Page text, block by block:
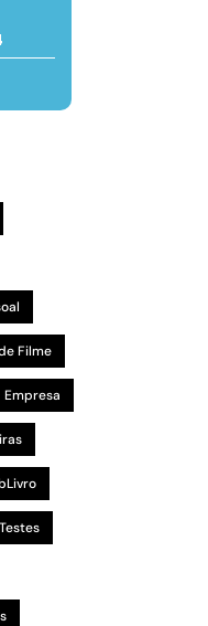
Filme
Empresa